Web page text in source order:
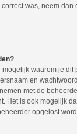
was, neem dan
waarom je dit
en
met de
Het is ook mogelijk
opgelost